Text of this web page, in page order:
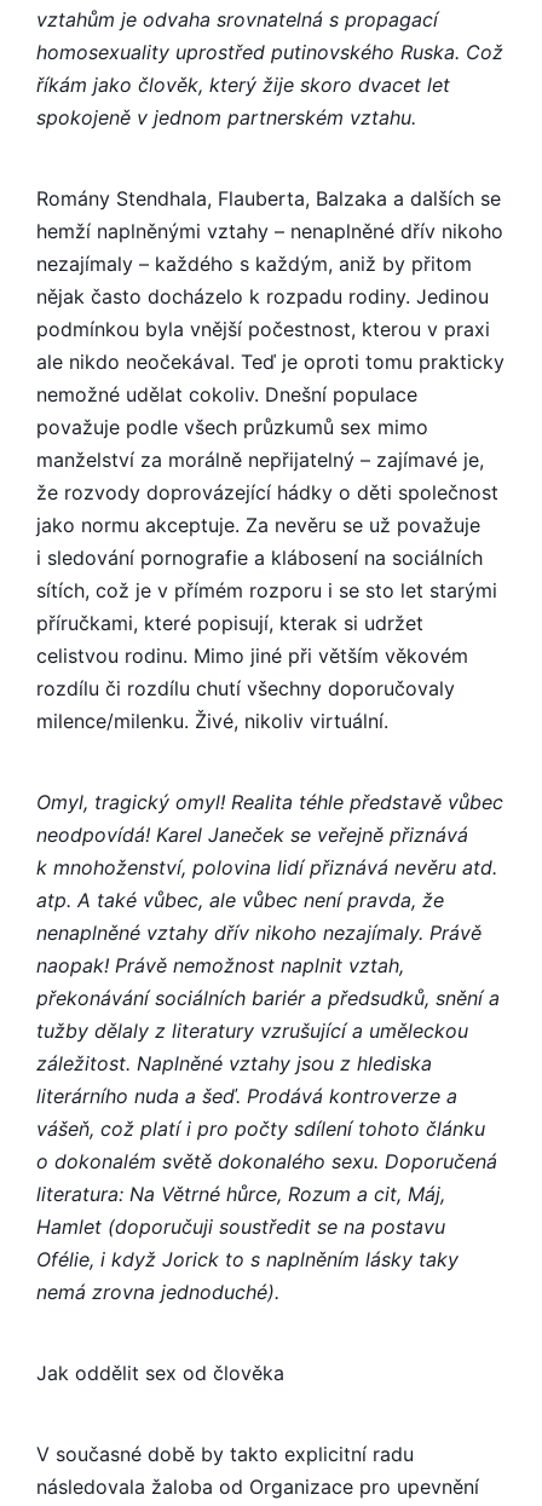
vztahům je odvaha srovnatelná s propagací
homosexuality uprostřed putinovského Ruska. Což
říkám jako člověk, který žije skoro dvacet let
spokojeně v jednom partnerském vztahu.
Romány Stendhala, Flauberta, Balzaka a dalších se
hemží naplněnými vztahy – nenaplněné dřív nikoho
nezajímaly – každého s každým, aniž by přitom
nějak často docházelo k rozpadu rodiny. Jedinou
podmínkou byla vnější počestnost, kterou v praxi
ale nikdo neočekával. Teď je oproti tomu prakticky
nemožné udělat cokoliv. Dnešní populace
považuje podle všech průzkumů sex mimo
manželství za morálně nepřijatelný – zajímavé je,
že rozvody doprovázející hádky o děti společnost
jako normu akceptuje. Za nevěru se už považuje
i sledování pornografie a klábosení na sociálních
sítích, což je v přímém rozporu i se sto let starými
příručkami, které popisují, kterak si udržet
celistvou rodinu. Mimo jiné při větším věkovém
rozdílu či rozdílu chutí všechny doporučovaly
milence/milenku. Živé, nikoliv virtuální.
Omyl, tragický omyl! Realita téhle představě vůbec
neodpovídá! Karel Janeček se veřejně přiznává
k mnohoženství, polovina lidí přiznává nevěru atd.
atp. A také vůbec, ale vůbec není pravda, že
nenaplněné vztahy dřív nikoho nezajímaly. Právě
naopak! Právě nemožnost naplnit vztah,
překonávání sociálních bariér a předsudků, snění a
tužby dělaly z literatury vzrušující a uměleckou
záležitost. Naplněné vztahy jsou z hlediska
literárního nuda a šeď. Prodává kontroverze a
vášeň, což platí i pro počty sdílení tohoto článku
o dokonalém světě dokonalého sexu. Doporučená
literatura: Na Větrné hůrce, Rozum a cit, Máj,
Hamlet (doporučuji soustředit se na postavu
Ofélie, i když Jorick to s naplněním lásky taky
nemá zrovna jednoduché).
Jak oddělit sex od člověka
V současné době by takto explicitní radu
následovala žaloba od Organizace pro upevnění